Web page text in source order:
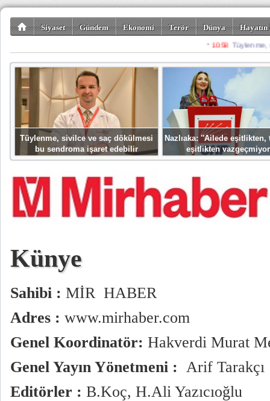
Siyaset Gündem Ekonomi Terör Dünya
Spor Misafir
Tüylenme, sivilce ve saç dökülmesi
bu sendroma işaret edebilir
Nazlıaka: ''Ailede eşitlikten,
eşitlikten
Künye
Sahibi : MİR HABER
Adres : www.mirhaber.com
Genel Koordinatör: Hakverdi Murat
Genel Yayın Yönetmeni : Arif Tarakçı
Editörler : B.Koç, H.Ali Yazıcıoğlu